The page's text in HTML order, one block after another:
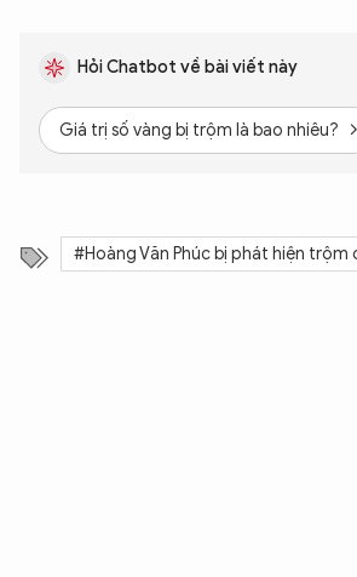
Hỏi Chatbot về bài viết này
Giá trị số vàng bị trộm là bao nhiêu?
#Hoàng Văn Phúc bị phát hiện